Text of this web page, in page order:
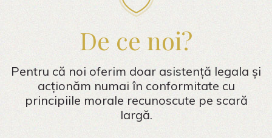
De ce noi?
Pentru că noi oferim doar asistență legala și
acționăm numai în conformitate cu
principiile morale recunoscute pe scară
largă.